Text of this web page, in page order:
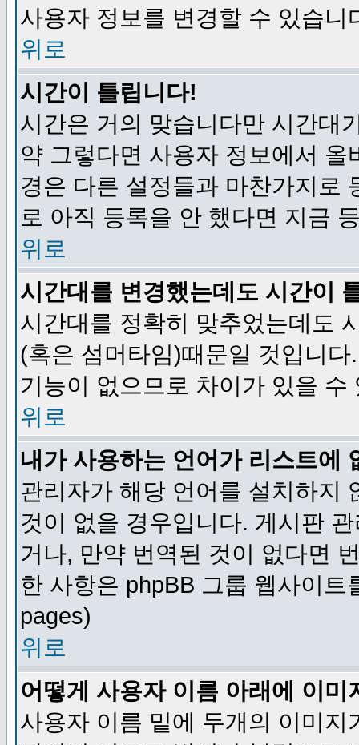
사용자 정보를 변경할 수 있습니
위로
시간이 틀립니다!
시간은 거의 맞습니다만 시간대
약 그렇다면 사용자 정보에서
경은 다른 설정들과 마찬가지로
로 아직 등록을 안 했다면 지금
위로
시간대를 변경했는데도 시간이
시간대를 정확히 맞추었는데도
(혹은 섬머타임)때문일 것입니
기능이 없으므로 차이가 있을 수
위로
내가 사용하는 언어가 리스트에
관리자가 해당 언어를 설치하지
것이 없을 경우입니다. 게시판
거나, 만약 번역된 것이 없다면
한 사항은 phpBB 그룹 웹사이
pages)
위로
어떻게 사용자 이름 아래에 이미
사용자 이름 밑에 두개의 이미